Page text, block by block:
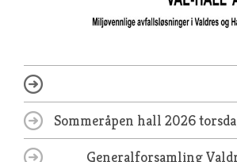
Sommeråpen hall 2026
Generalforsamling